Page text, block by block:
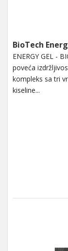
BioTech
ENERGY GEL -
poveća
kompleks sa tri
kiseline...